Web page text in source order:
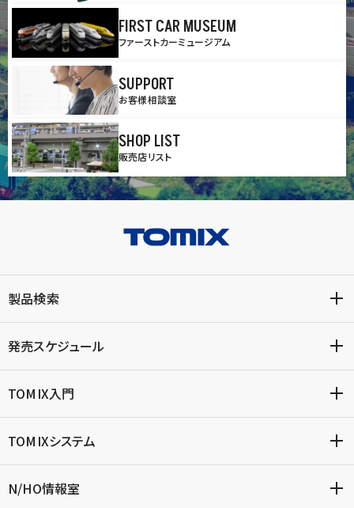
FIRST CAR MUSEUM
ファーストカーミュージアム
SUPPORT
お客様相談室
SHOP LIST
販売店リスト
製品検索
発売スケジュール
TOMIX入門
TOMIXシステム
N/HO情報室